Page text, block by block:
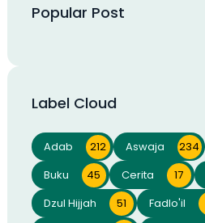
Popular Post
Label Cloud
Adab 212 Aswaja 234
Buku
45 Cerita 17
Dzul Hijjah
51 Fadlo'il